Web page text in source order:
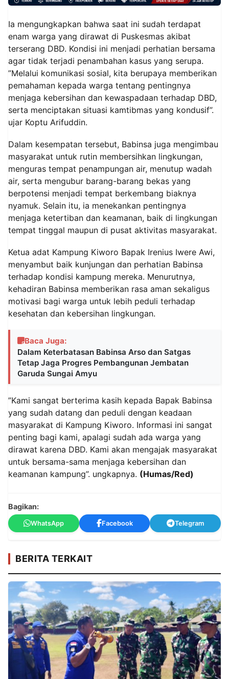
Ia mengungkapkan bahwa saat ini sudah terdapat
enam warga yang dirawat di Puskesmas akibat
terserang DBD. Kondisi ini menjadi perhatian bersama
agar tidak terjadi penambahan kasus yang serupa.
”Melalui komunikasi sosial, kita berupaya memberikan
pemahaman kepada warga tentang pentingnya
menjaga kebersihan dan kewaspadaan terhadap DBD,
serta menciptakan situasi kamtibmas yang kondusif”.
ujar Koptu Arifuddin.
Dalam kesempatan tersebut, Babinsa juga mengimbau
masyarakat untuk rutin membersihkan lingkungan,
menguras tempat penampungan air, menutup wadah
air, serta mengubur barang-barang bekas yang
berpotensi menjadi tempat berkembang biaknya
nyamuk. Selain itu, ia menekankan pentingnya
menjaga ketertiban dan keamanan, baik di lingkungan
tempat tinggal maupun di pusat aktivitas masyarakat.
Ketua adat Kampung Kiworo Bapak Irenius Iwere Awi,
menyambut baik kunjungan dan perhatian Babinsa
terhadap kondisi kampung mereka. Menurutnya,
kehadiran Babinsa memberikan rasa aman sekaligus
motivasi bagi warga untuk lebih peduli terhadap
kesehatan dan kebersihan lingkungan.
Baca Juga:
Dalam Keterbatasan Babinsa Arso dan Satgas
Tetap Jaga Progres Pembangunan Jembatan
Garuda Sungai Amyu
”Kami sangat berterima kasih kepada Bapak Babinsa
yang sudah datang dan peduli dengan keadaan
masyarakat di Kampung Kiworo. Informasi ini sangat
penting bagi kami, apalagi sudah ada warga yang
dirawat karena DBD. Kami akan mengajak masyarakat
untuk bersama-sama menjaga kebersihan dan
keamanan kampung”. ungkapnya. (Humas/Red)
Bagikan:
WhatsApp Facebook Telegram
BERITA TERKAIT